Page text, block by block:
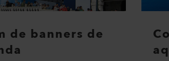
de banners de